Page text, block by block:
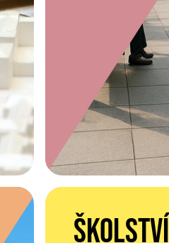
Školství